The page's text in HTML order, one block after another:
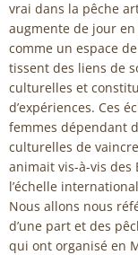
vrai dans la pêche
augmente de jour
comme un espace
tissent des liens de
culturelles et
d’expériences. Ces
femmes dépendant
culturelles de
animait vis-à-vis des
l’échelle
Nous allons nous
d’une part et des
qui ont organisé en